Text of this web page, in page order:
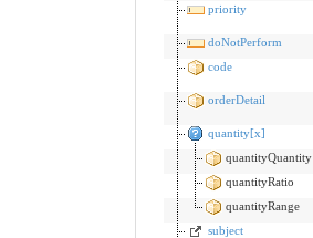
priority
doNotPerform
code
orderDetail
quantity[x]
quantityQuantity
quantityRatio
quantityRange
subject